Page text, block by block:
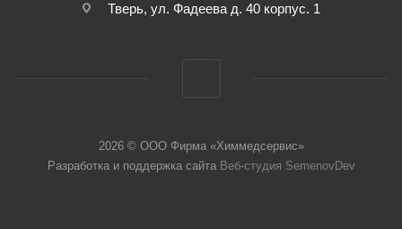
Тверь, ул. Фадеева д. 40 корпус. 1
2026 © ООО Фирма «Химмедсервис»
Разработка и поддержка сайта Веб-студия SemenovDev